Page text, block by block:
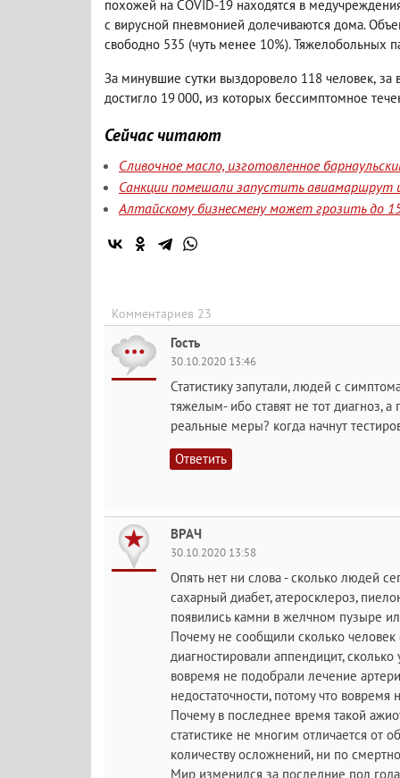
похожей на COVID-19 находятся в
с вирусной пневмонией долечиваются дома.
свободно 535 (чуть менее 10%). Тяжелобольных
За минувшие сутки выздоровело 118 человек, за
достигло 19 000, из которых бессимптомное
Сейчас читают
Сливочное масло, изготовленное
Санкции помешали запустить авиамаршрут
Алтайскому бизнесмену может грозить до
Комментариев 23
Гость
30.10.2020 13:46
Статистику запутали, людей с
тяжелым- ибо ставят не тот диагноз,
реальные меры? когда начнут
Ответить
ВРАЧ
30.10.2020 13:58
Опять нет ни слова - сколько людей
сахарный диабет, атеросклероз,
появились камни в желчном пузыре
Почему не сообщили сколько человек
диагностировали аппендицит,
вовремя не подобрали лечение
недостаточности, потому что
Почему в последнее время такой
статистике не многим отличается от
количеству осложнений, ни по
Мир изменился за последние пол